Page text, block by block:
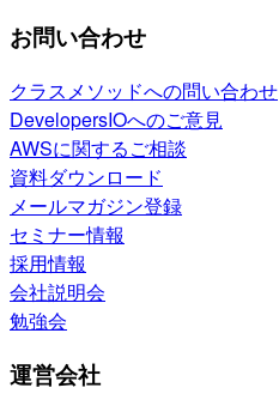
お問い合わせ
クラスメソッドへの問い合わせ
DevelopersIOへのご意見
AWSに関するご相談
資料ダウンロード
メールマガジン登録
セミナー情報
採用情報
会社説明会
勉強会
運営会社